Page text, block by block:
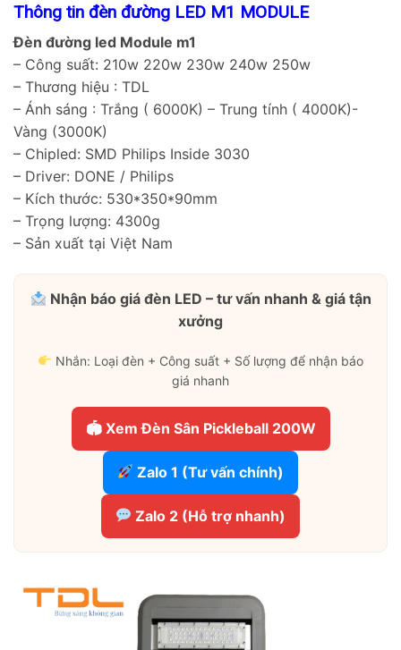
Thông tin đèn đường LED M1 MODULE
Đèn đường led Module m1
– Công suất: 210w 220w 230w 240w 250w
– Thương hiệu : TDL
– Ánh sáng : Trắng ( 6000K) – Trung tính ( 4000K)-
Vàng (3000K)
– Chipled: SMD Philips Inside 3030
– Driver: DONE / Philips
– Kích thước: 530*350*90mm
– Trọng lượng: 4300g
– Sản xuất tại Việt Nam
Nhận báo giá đèn LED – tư vấn nhanh & giá tận
xưởng
Nhắn: Loại đèn + Công suất + Số lượng để nhận báo
giá nhanh
🏟 Xem Đèn Sân Pickleball 200W
Zalo 1 (Tư vấn chính)
Zalo 2 (Hỗ trợ nhanh)